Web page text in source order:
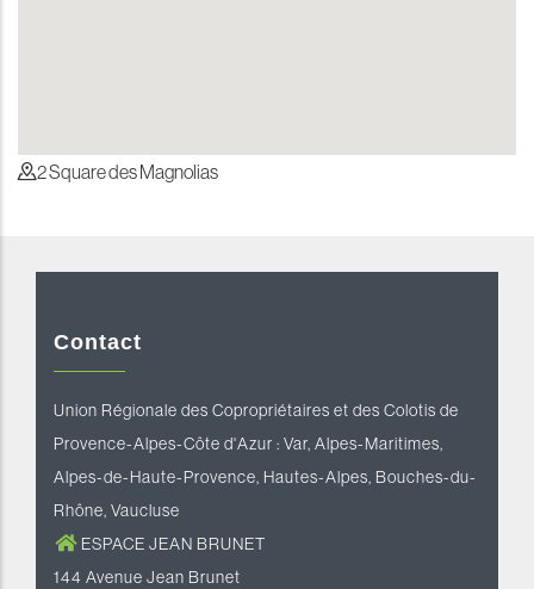
2 Square des Magnolias
Contact
Union Régionale des Copropriétaires et des Colotis de
Provence-Alpes-Côte d'Azur : Var, Alpes-Maritimes,
Alpes-de-Haute-Provence, Hautes-Alpes, Bouches-du-
Rhône, Vaucluse
ESPACE JEAN BRUNET
144 Avenue Jean Brunet